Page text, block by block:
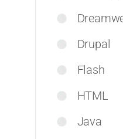
Drupal
Flash
HTML
Java